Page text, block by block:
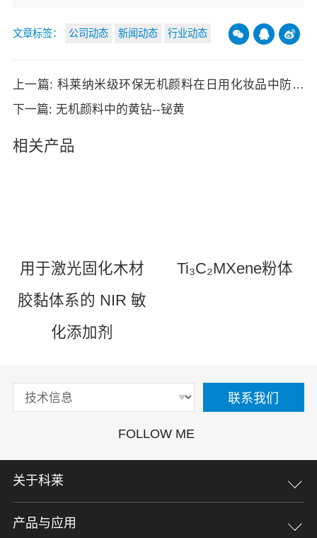
文章标签： 公司动态 新闻动态 行业动态
上一篇: 科莱纳米级环保无机颜料在日用化妆品中防晒
防紫外线可达98%
下一篇: 无机颜料中的黄钻--铋黄
相关产品
用于激光固化木材
胶黏体系的 NIR 敏
化添加剂
Ti₃C₂MXene粉体
联系我们
FOLLOW ME
关于科莱
企业文化
荣誉资质
企业大事记
加入我们
联系我们
产品与应用